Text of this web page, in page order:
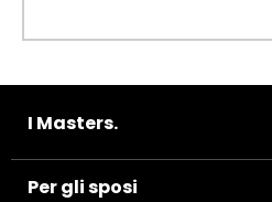
I Masters.
Per gli sposi